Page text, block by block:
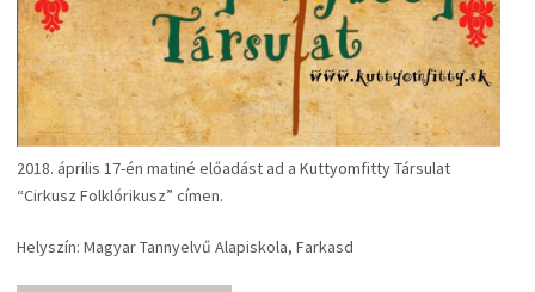
2018. április 17-én matiné előadást ad a Kuttyomfitty Társulat
“Cirkusz Folklórikusz” címen.
Helyszín: Magyar Tannyelvű Alapiskola, Farkasd